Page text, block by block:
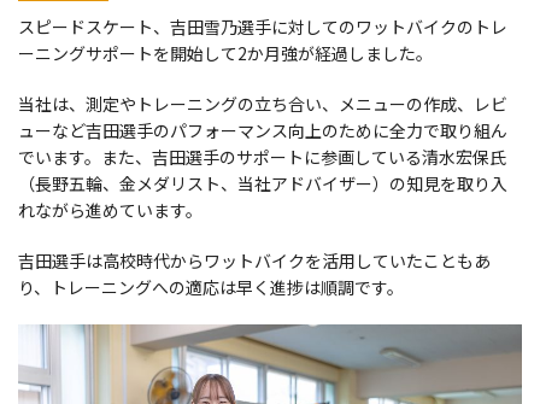
スピードスケート、吉田雪乃選手に対してのワットバイクのトレ
ーニングサポートを開始して2か月強が経過しました。
当社は、測定やトレーニングの立ち合い、メニューの作成、レビ
ューなど吉田選手のパフォーマンス向上のために全力で取り組ん
でいます。また、吉田選手のサポートに参画している清水宏保氏
（長野五輪、金メダリスト、当社アドバイザー）の知見を取り入
れながら進めています。
吉田選手は高校時代からワットバイクを活用していたこともあ
り、トレーニングへの適応は早く進捗は順調です。